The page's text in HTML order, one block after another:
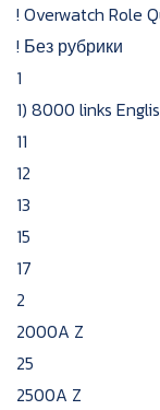
! Overwatch Role
! Без рубрики
1
1) 8000 links
11
12
13
15
17
2
2000A Z
25
2500A Z